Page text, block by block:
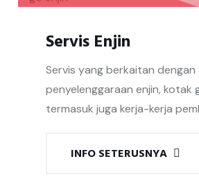
Servis Enjin
Servis yang berkaitan dengan
penyelenggaraan enjin, kotak
termasuk juga kerja-kerja
INFO SETERUSNYA